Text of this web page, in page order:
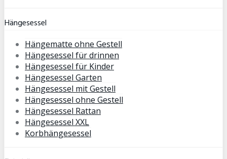
Hängesessel
Hängematte ohne Gestell
Hängesessel für drinnen
Hängesessel für Kinder
Hängesessel Garten
Hängesessel mit Gestell
Hängesessel ohne Gestell
Hängesessel Rattan
Hängesessel XXL
Korbhängesessel